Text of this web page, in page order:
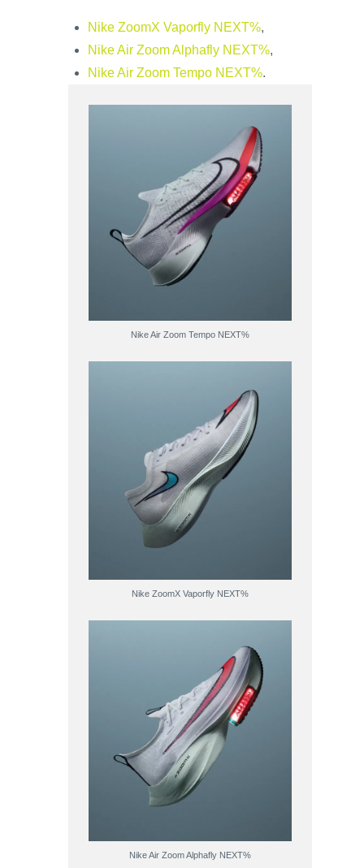
Nike ZoomX Vaporfly NEXT%,
Nike Air Zoom Alphafly NEXT%,
Nike Air Zoom Tempo NEXT%.
Nike Air Zoom Tempo NEXT%
Nike ZoomX Vaporfly NEXT%
Nike Air Zoom Alphafly NEXT%